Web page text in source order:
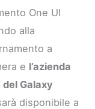
One UI
alla
a
e l’azienda
Galaxy
disponibile a